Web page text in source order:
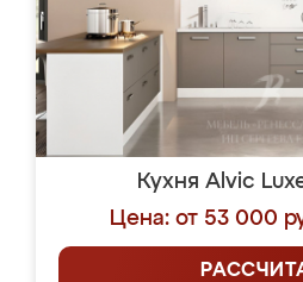
Кухня Alvic
Цена: от 53 000